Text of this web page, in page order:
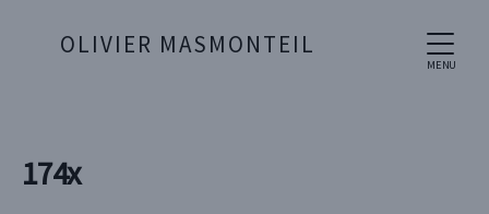
MENU
OLIVIER MASMONTEIL
174x